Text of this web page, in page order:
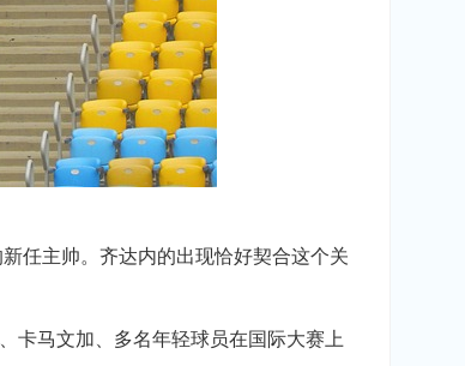
任主帅。齐达内的出现恰好契合这个关
卡马文加、多名年轻球员在国际大赛上